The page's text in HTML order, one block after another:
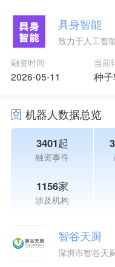
具身智能
致力于人工智
融资时间
2026-05-11
当前
种
机器人数据总览
3401起
融资事件
1156家
涉及机构
智谷天厨
深圳市智谷天